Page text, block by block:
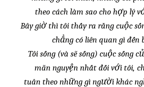
theo cách làm sao cho hợp lý
Bây giờ thì tôi thấy ra rằng cuộc
chẳng có liên quan gì đến
Tôi sống (và sẽ sống) cuộc sống
mãn nguyện nhất đối với tôi,
tuân theo những gì người khác